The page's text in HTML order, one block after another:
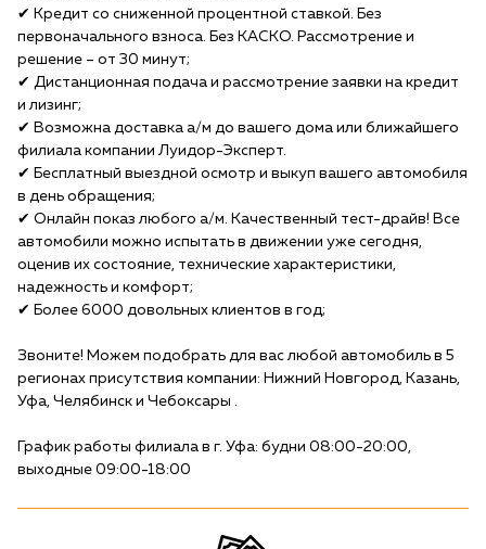
✔ Кредит со сниженной процентной ставкой. Без
первоначального взноса. Без КАСКО. Рассмотрение и
решение – от 30 минут;
✔ Дистанционная подача и рассмотрение заявки на кредит
и лизинг;
✔ Возможна доставка а/м до вашего дома или ближайшего
филиала компании Луидор-Эксперт.
✔ Бесплатный выездной осмотр и выкуп вашего автомобиля
в день обращения;
✔ Онлайн показ любого а/м. Качественный тест-драйв! Все
автомобили можно испытать в движении уже сегодня,
оценив их состояние, технические характеристики,
надежность и комфорт;
✔ Более 6000 довольных клиентов в год;
Звоните! Можем подобрать для вас любой автомобиль в 5
регионах присутствия компании: Нижний Новгород, Казань,
Уфа, Челябинск и Чебоксары .
График работы филиала в г. Уфа: будни 08:00-20:00,
выходные 09:00-18:00